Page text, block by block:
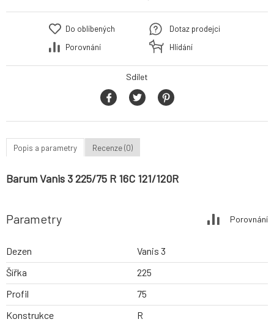
Do oblíbených
Porovnání
Dotaz prodejci
Hlídání
Sdílet
Popis a parametry Recenze (0)
Barum Vanis 3 225/75 R 16C 121/120R
Parametry Porovnání
Dezen
Vanis 3
Šířka
225
Profil
75
Konstrukce
R